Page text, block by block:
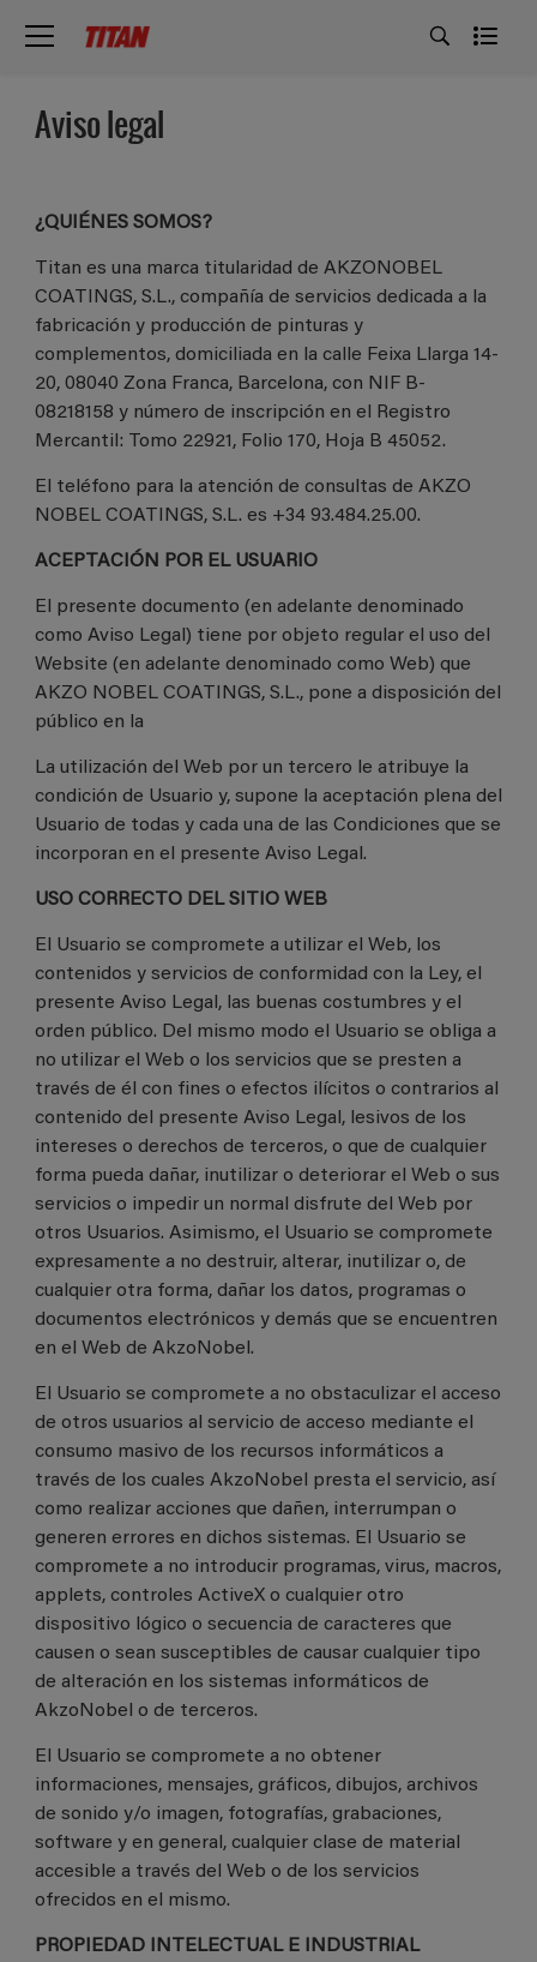
Aviso legal
¿QUIÉNES SOMOS?
Titan es una marca titularidad de AKZONOBEL
COATINGS, S.L., compañía de servicios dedicada a la
fabricación y producción de pinturas y
complementos, domiciliada en la calle Feixa Llarga 14-
20, 08040 Zona Franca, Barcelona, con NIF B-
08218158 y número de inscripción en el Registro
Mercantil: Tomo 22921, Folio 170, Hoja B 45052.
El teléfono para la atención de consultas de AKZO
NOBEL COATINGS, S.L. es +34 93.484.25.00.
ACEPTACIÓN POR EL USUARIO
El presente documento (en adelante denominado
como Aviso Legal) tiene por objeto regular el uso del
Website (en adelante denominado como Web) que
AKZO NOBEL COATINGS, S.L., pone a disposición del
público en la
La utilización del Web por un tercero le atribuye la
condición de Usuario y, supone la aceptación plena del
Usuario de todas y cada una de las Condiciones que se
incorporan en el presente Aviso Legal.
USO CORRECTO DEL SITIO WEB
El Usuario se compromete a utilizar el Web, los
contenidos y servicios de conformidad con la Ley, el
presente Aviso Legal, las buenas costumbres y el
orden público. Del mismo modo el Usuario se obliga a
no utilizar el Web o los servicios que se presten a
través de él con fines o efectos ilícitos o contrarios al
contenido del presente Aviso Legal, lesivos de los
intereses o derechos de terceros, o que de cualquier
forma pueda dañar, inutilizar o deteriorar el Web o sus
servicios o impedir un normal disfrute del Web por
otros Usuarios. Asimismo, el Usuario se compromete
expresamente a no destruir, alterar, inutilizar o, de
cualquier otra forma, dañar los datos, programas o
documentos electrónicos y demás que se encuentren
en el Web de AkzoNobel.
El Usuario se compromete a no obstaculizar el acceso
de otros usuarios al servicio de acceso mediante el
consumo masivo de los recursos informáticos a
través de los cuales AkzoNobel presta el servicio, así
como realizar acciones que dañen, interrumpan o
generen errores en dichos sistemas. El Usuario se
compromete a no introducir programas, virus, macros,
applets, controles ActiveX o cualquier otro
dispositivo lógico o secuencia de caracteres que
causen o sean susceptibles de causar cualquier tipo
de alteración en los sistemas informáticos de
AkzoNobel o de terceros.
El Usuario se compromete a no obtener
informaciones, mensajes, gráficos, dibujos, archivos
de sonido y/o imagen, fotografías, grabaciones,
software y en general, cualquier clase de material
accesible a través del Web o de los servicios
ofrecidos en el mismo.
PROPIEDAD INTELECTUAL E INDUSTRIAL